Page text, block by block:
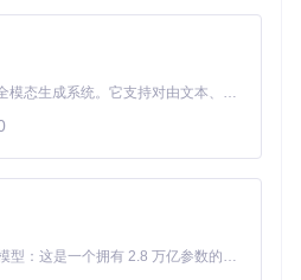
Result<Self, SensorError>;
-> Result<f32,
MiniMax H3 是一个通用的全模态生成系统。它支持对由文本、图像、视频和音频组成的多模态上下文进行统一理解，并能生成分辨率高达 2K、时长可达 15 秒的带原生立体声音频的视频。得益于面向任务泛化的系统设计，H3 在预训练阶段就已具备广泛的多模态上下文理解与生成能力，能够出色地执行复杂的多模态指令。
Kimi K3 是Kimi能力最强的模型：这是一个拥有 2.8 万亿参数的混合专家（MoE）模型，具备原生视觉理解能力，并支持 100 万 token 的上下文窗口。